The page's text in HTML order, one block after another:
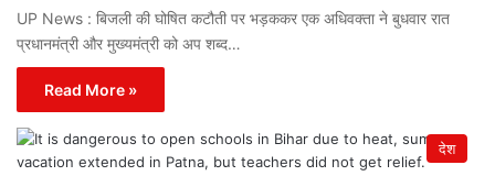
UP News : बिजली की घोषित कटौती पर भड़ककर एक अधिवक्ता ने बुधवार रात
प्रधानमंत्री और मुख्यमंत्री को अप शब्द…
Read More »
देश